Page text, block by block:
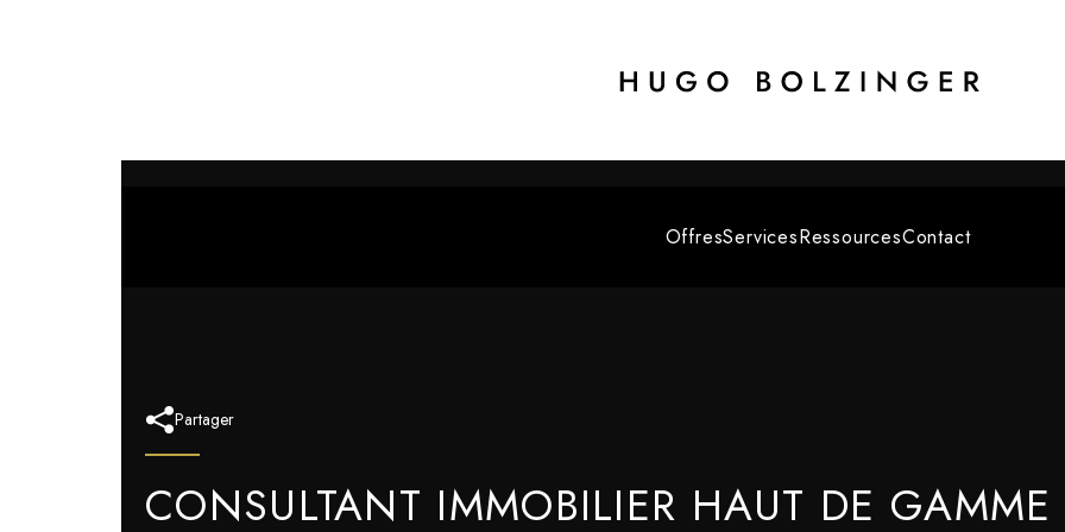
OffresServicesRessourcesContact
Partager
CONSULTANT IMMOBILIER HAUT DE